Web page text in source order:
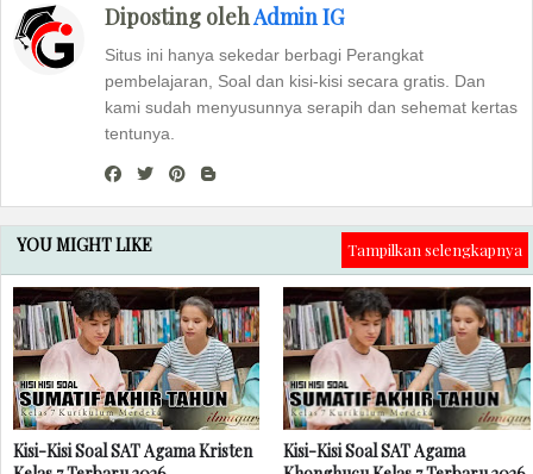
Diposting olehAdmin IG
Situs ini hanya sekedar berbagi Perangkat
pembelajaran, Soal dan kisi-kisi secara gratis. Dan
kami sudah menyusunnya serapih dan sehemat kertas
tentunya.
YOU MIGHT LIKE Tampilkan selengkapnya
Kisi-Kisi Soal SAT Agama Kristen
Kisi-Kisi Soal SAT Agama